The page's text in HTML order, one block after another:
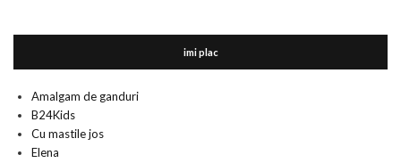
imi plac
Amalgam de ganduri
B24Kids
Cu mastile jos
Elena